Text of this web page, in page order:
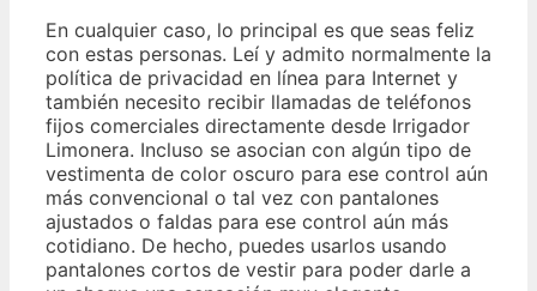
En cualquier caso, lo principal es que seas feliz
con estas personas. Leí y admito normalmente la
política de privacidad en línea para Internet y
también necesito recibir llamadas de teléfonos
fijos comerciales directamente desde Irrigador
Limonera. Incluso se asocian con algún tipo de
vestimenta de color oscuro para ese control aún
más convencional o tal vez con pantalones
ajustados o faldas para ese control aún más
cotidiano. De hecho, puedes usarlos usando
pantalones cortos de vestir para poder darle a